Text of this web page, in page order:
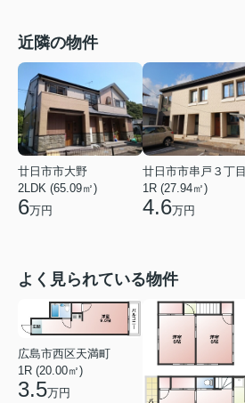
近隣の物件
廿日市市大野
2LDK (65.09㎡)
6万円
廿日市市串戸３丁目
1R (27.94㎡)
4.6万円
よく見られている物件
広島市西区天満町
1R (20.00㎡)
3.5万円